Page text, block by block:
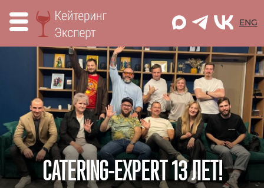
M ENG
CATERING-EXPERT 13 ЛЕТ!